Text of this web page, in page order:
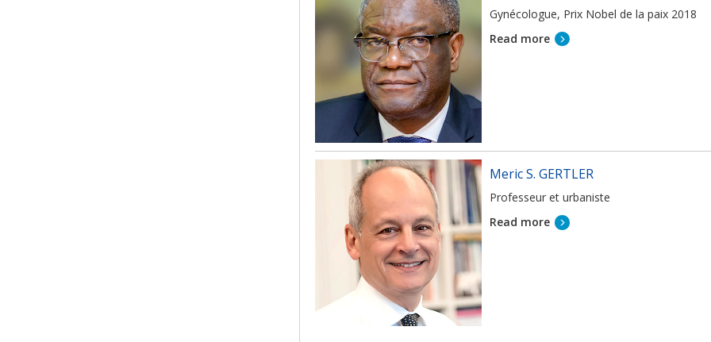
Gynécologue, Prix Nobel de la paix 2018
Read more
Meric S. GERTLER
Professeur et urbaniste
Read more